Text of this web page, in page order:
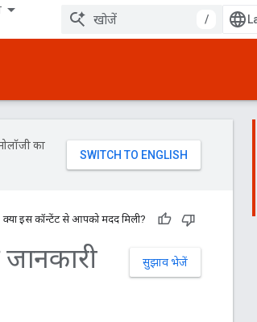
/
का
क्या इस कॉन्टेंट से आपको मदद मिली?
सुझाव भेजें